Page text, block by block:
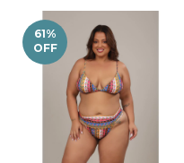
61%
OFF